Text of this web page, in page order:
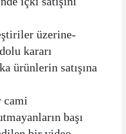
üzerine-
kararı
ürünlerin satışına
cami
başı